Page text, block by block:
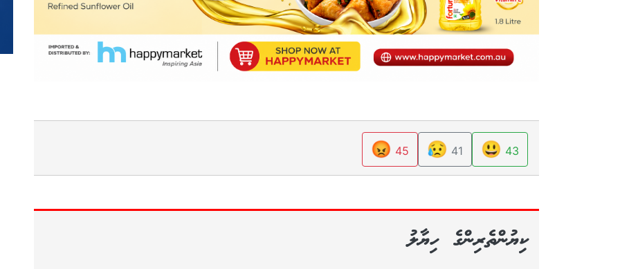
43
😃
41
😥
45
😡
ކިޔުންތެރިންގެ ހިޔާލު